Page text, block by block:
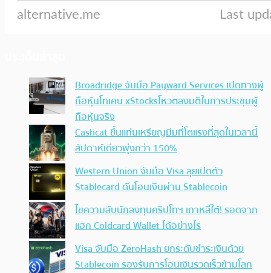
Broadridge จับมือ Payward Services เปิดทางผู้
ถือหุ้นโทเคน xStocksโหวตลงมติในการประชุมผู้
ถือหุ้นจริง
Cashcat ขึ้นแท่นเหรียญมีมที่โตแรงที่สุดในเวลานี้
สัปดาห์เดียวพุ่งกว่า 150%
Western Union จับมือ Visa ลุยเปิดตัว
Stablecard ดันโอนเงินผ่าน Stablecoin
ไขความลับนักลงทุนคริปโทฯ เกาหลีใต้! รอดจาก
แฮก Coldcard Wallet ได้อย่างไร
Visa จับมือ ZeroHash ยกระดับชำระเงินด้วย
Stablecoin รองรับการโอนเงินรวดเร็วข้ามโลก